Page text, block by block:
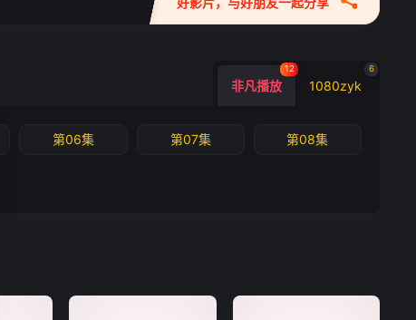
非凡播放
12
1080zyk
6
第06集 第07集 第08集